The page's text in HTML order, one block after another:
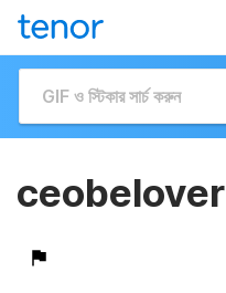
ceobelover